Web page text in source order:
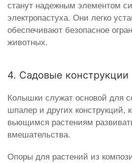
станут надежным элементом
электропастуха. Они легко
обеспечивают безопасное
животных.
4. Садовые конструкции
Колышки служат основой для
шпалер и других конструкций,
вьющимся растениям
вмешательства.
Опоры для растений из